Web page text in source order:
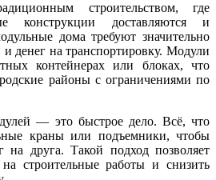
строительством, где
конструкции доставляются и
дома требуют значительно
денег на транспортировку. Модули
контейнерах или блоках, что
районы с ограничениями по
— это быстрое дело. Всё, что
краны или подъемники, чтобы
на друга. Такой подход позволяет
строительные работы и снизить